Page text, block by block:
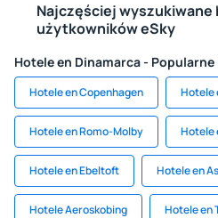
Najczęściej wyszukiwane
użytkowników eSky
Hotele en Dinamarca -
Hotele en Copenhagen Hotele
Hotele en Romo-Molby Hotele
Hotele en Ebeltoft Hotele en
Hotele Aeroskobing Hotele en